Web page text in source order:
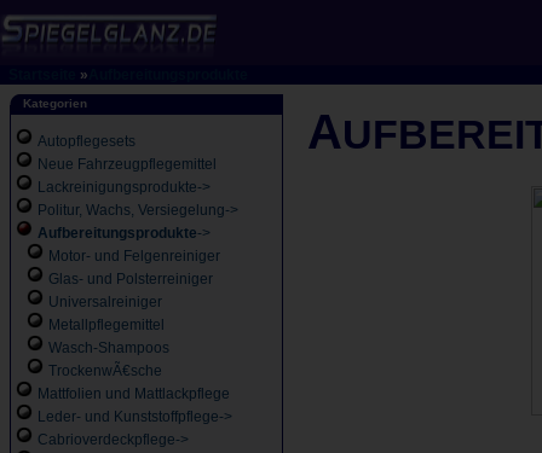
»
Kategorien
Autopflegesets
Neue Fahrzeugpflegemittel
Lackreinigungsprodukte->
Politur, Wachs, Versiegelung->
Aufbereitungsprodukte->
Motor- und Felgenreiniger
Glas- und Polsterreiniger
Universalreiniger
Metallpflegemittel
Wasch-Shampoos
TrockenwÃ€sche
Mattfolien und Mattlackpflege
Leder- und Kunststoffpflege->
Cabrioverdeckpflege->
A